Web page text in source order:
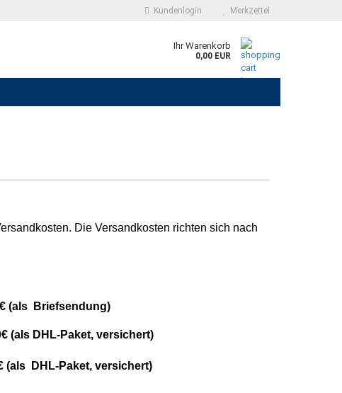
Kundenlogin Merkzettel
Ihr Warenkorb
0,00 EUR
Die Versandkosten richten sich nach
DHL-Paket, versichert)
Paket, versichert)